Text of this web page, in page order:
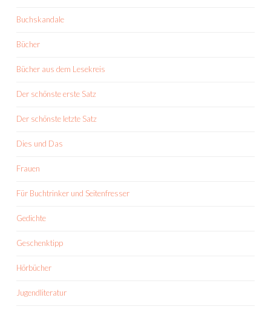
Buchskandale
Bücher
Bücher aus dem Lesekreis
Der schönste erste Satz
Der schönste letzte Satz
Dies und Das
Frauen
Für Buchtrinker und Seitenfresser
Gedichte
Geschenktipp
Hörbücher
Jugendliteratur